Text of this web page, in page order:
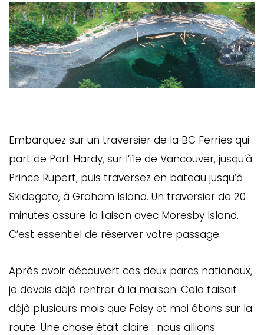
Embarquez sur un traversier de la BC Ferries qui
part de Port Hardy, sur l’île de Vancouver, jusqu’à
Prince Rupert, puis traversez en bateau jusqu’à
Skidegate, à Graham Island. Un traversier de 20
minutes assure la liaison avec Moresby Island.
C’est essentiel de réserver votre passage.
Après avoir découvert ces deux parcs nationaux,
je devais déjà rentrer à la maison. Cela faisait
déjà plusieurs mois que Foisy et moi étions sur la
route. Une chose était claire : nous allions